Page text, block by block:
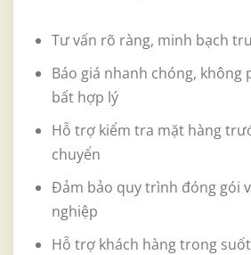
Tư vấn rõ ràng, minh bạch
Báo giá nhanh chóng, không
bất hợp lý
Hỗ trợ kiểm tra mặt hàng
chuyển
Đảm bảo quy trình đóng gói
nghiệp
Hỗ trợ khách hàng trong